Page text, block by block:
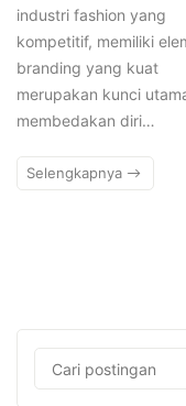
industri fashion yang
kompetitif, memiliki
branding yang kuat
merupakan kunci
membedakan diri…
Selengkapnya